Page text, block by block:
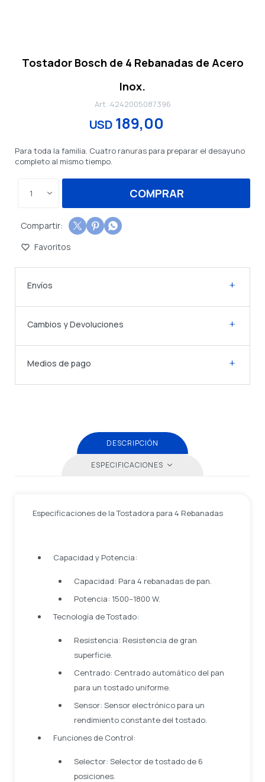
Tostador Bosch de 4 Rebanadas de Acero
Inox.
4242005087396
USD 189,00
Para toda la familia. Cuatro ranuras para preparar el desayuno
completo al mismo tiempo.
1 COMPRAR
  
Envíos
Cambios y Devoluciones
Medios de pago
DESCRIPCIÓN
ESPECIFICACIONES
Especificaciones de la Tostadora para 4 Rebanadas
Capacidad y Potencia:
Capacidad: Para 4 rebanadas de pan.
Potencia: 1500–1800 W.
Tecnología de Tostado:
Resistencia: Resistencia de gran
superficie.
Centrado: Centrado automático del pan
para un tostado uniforme.
Sensor: Sensor electrónico para un
rendimiento constante del tostado.
Funciones de Control:
Selector: Selector de tostado de 6
posiciones.